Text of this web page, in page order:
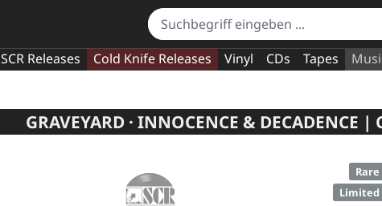
SCR Releases Cold Knife Releases Vinyl CDs Tapes
GRAVEYARD · INNOCENCE & DECADENCE |
Rare
Limited